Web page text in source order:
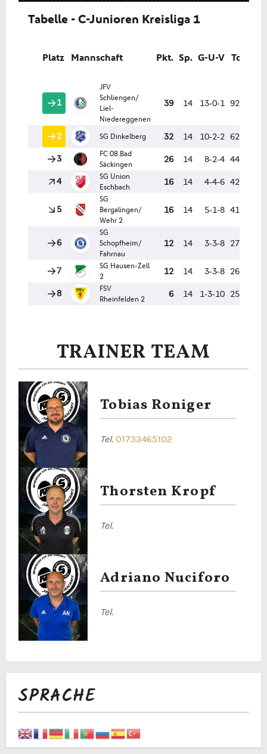
TRAINER TEAM
Tobias Roniger
Tel. 01733465102
Thorsten Kropf
Tel.
Adriano Nuciforo
Tel.
SPRACHE